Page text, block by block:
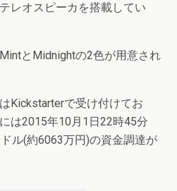
レオスピーカを搭載してい
とMidnightの2色が用意され
Kickstarterで受け付けてお
は2015年10月1日22時45分
ル(約6063万円)の資金調達が